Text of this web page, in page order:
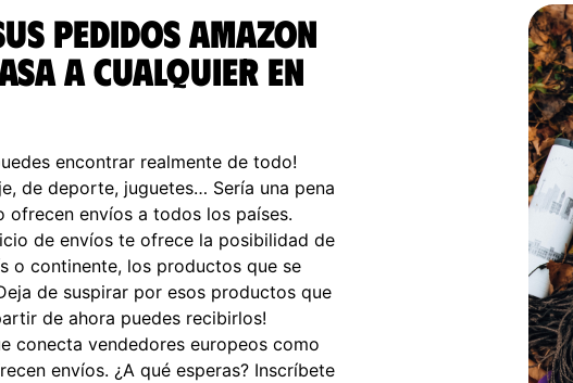
pedidos Amazon
a cualquier en
encontrar realmente de todo!
de deporte, juguetes… Sería una pena
envíos a todos los países.
de envíos te ofrece la posibilidad de
o continente, los productos que se
de suspirar por esos productos que
de ahora puedes recibirlos!
conecta vendedores europeos como
envíos. ¿A qué esperas? Inscríbete